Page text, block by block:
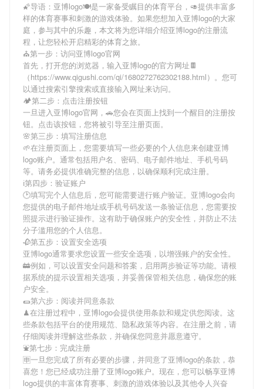
🌠导语： 亚博logo🍽是一家备受瞩目的体育平台，🥑提供丰富多
样的体育赛事和刺激的游戏体验。如果您想加入亚博logo的大家
庭，参与其中的乐趣，本文将为您详细介绍亚博logo的注册流
程，让您轻松开启精彩的体育之旅。
⛪️第一步：访问亚博logo官网
首先，打开您的浏览器，输入亚博logo的官方网址🍫
（https://www.qigushi.com/qi/1680272762302188.html）。您可
以通过搜索引擎搜索或直接输入网址来访问。
🏕第二步：点击注册按钮
一旦进入亚博logo官网，🚗您会在页面上找到一个醒目的注册按
钮。点击该按钮，您将被引导至注册页面。
🌸第三步：填写注册信息
🌱在注册页面上，您需要填写一些必要的个人信息来创建亚博
logo账户。通常包括用户名、密码、电子邮件地址、手机号码
等。请务必提供准确完整的信息，以确保顺利完成注册。
ℹ第四步：验证账户
🕑填写完个人信息后，您可能需要进行账户验证。 亚博logo会向
您提供的电子邮件地址或手机号码发送一条验证信息，您需要按
照提示进行验证操作。这有助于确保账户的安全性，并防止不法
分子滥用您的个人信息。
🥀第五步：设置安全选项
亚博logo通常要求您设置一些安全选项，以增强账户的安全性。
🚋例如，可以设置安全问题和答案，启用两步验证等功能。请根
据系统的提示设置相关选项，并妥善保管相关信息，确保您的账
户安全。
🌯第六步：阅读并同意条款
♟在注册过程中， 亚博logo会提供使用条款和规定供您阅读。这
些条款包括平台的使用规范、隐私政策等内容。在注册之前，请
仔细阅读并理解这些条款，并确保您同意并愿意遵守。
⛲️第七步：完成注册
🈸一旦您完成了所有必要的步骤，并同意了亚博logo的条款，恭
喜您！您已经成功注册了亚博logo账户。现在，您可以畅享亚博
logo提供的丰富体育赛事、刺激的游戏体验以及其他令人兴奋